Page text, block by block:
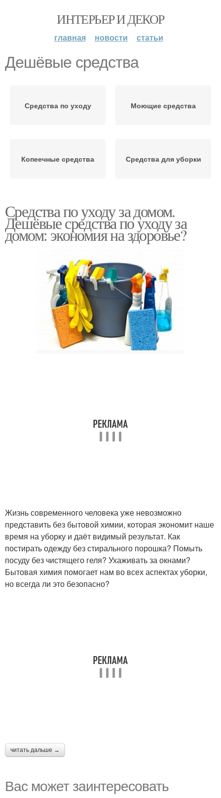
ИНТЕРЬЕР И ДЕКОР
главная новости статьи
Дешёвые средства
Средства по уходу Моющие средства
Копеечные средства Средства для уборки
Средства по уходу за домом.
Дешёвые средства по уходу за
домом: экономия на здоровье?
Жизнь современного человека уже невозможно
представить без бытовой химии, которая экономит наше
время на уборку и даёт видимый результат. Как
постирать одежду без стирального порошка? Помыть
посуду без чистящего геля? Ухаживать за окнами?
Бытовая химия помогает нам во всех аспектах уборки,
но всегда ли это безопасно?
читать дальше →
Вас может заинтересовать